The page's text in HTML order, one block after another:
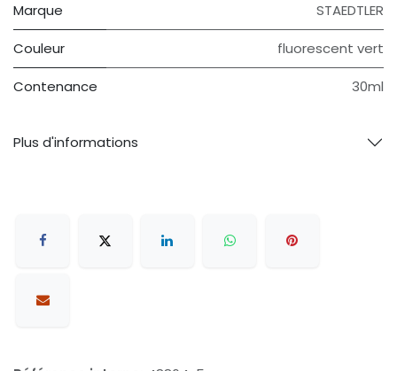
Marque STAEDTLER
Couleur fluorescent vert
Contenance 30ml
Plus d'informations